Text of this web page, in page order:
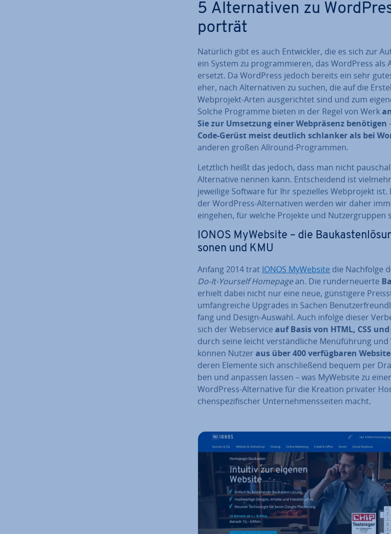
5 Al­ter­na­ti­ven zu
por­trät
Natürlich gibt es auch Ent­wick­ler, die es sich zur
ein System zu pro­gram­mie­ren, das WordPress als
ersetzt. Da WordPress jedoch bereits ein sehr
eher, nach Al­ter­na­ti­ven zu suchen, die auf die
Web­pro­jekt-Arten aus­ge­rich­tet sind und zum
Solche Programme bieten in der Regel von Werk
Sie zur Umsetzung einer Web­prä­senz benötigen
Code-Gerüst meist deutlich schlanker als bei
anderen großen Allround-Pro­gram­men.
Letztlich heißt das jedoch, dass man nicht
Al­ter­na­ti­ve nennen kann. Ent­schei­dend ist
jeweilige Software für Ihr spe­zi­el­les Web­pro­jekt
der WordPress-Al­ter­na­ti­ven werden wir daher
eingehen, für welche Projekte und Nut­zer­grup­pen
IONOS MyWebsite – die
so­nen und KMU
Anfang 2014 trat IONOS MyWebsite die Nachfolge
Do-It-Yourself Homepagean. Die rund­erneu­er­te
erhielt dabei nicht nur eine neue, güns­ti­ge­re
um­fang­rei­che Upgrades in Sachen
fang und Design-Auswahl. Auch infolge dieser
sich der Web­ser­vice auf Basis von HTML, CSS
durch seine leicht ver­ständ­li­che Me­nü­füh­rung und
können Nutzer aus über 400 ver­füg­ba­ren
deren Elemente sich an­schlie­ßend bequem per
ben und anpassen lassen – was MyWebsite zu
WordPress-Al­ter­na­ti­ve für die Kreation privater
chen­spe­zi­fi­scher Un­ter­neh­mens­sei­ten macht.